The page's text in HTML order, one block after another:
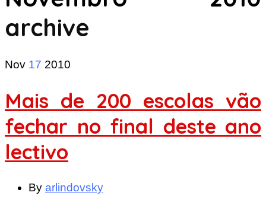
archive
Nov 17 2010
Mais de 200 escolas vão
fechar no final deste ano
lectivo
By arlindovsky